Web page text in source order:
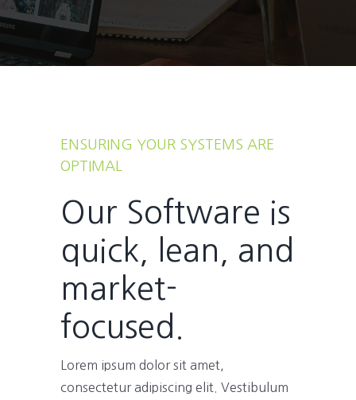
ENSURING YOUR SYSTEMS ARE
OPTIMAL
Our Software is
quick, lean, and
market-
focused.
Lorem ipsum dolor sit amet,
consectetur adipiscing elit. Vestibulum